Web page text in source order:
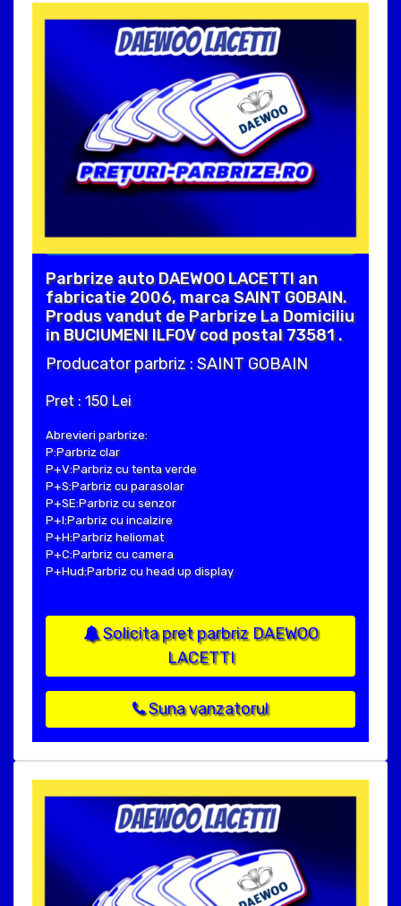
Parbrize auto DAEWOO LACETTI an
fabricatie 2006, marca SAINT GOBAIN.
Produs vandut de Parbrize La Domiciliu
in BUCIUMENI ILFOV cod postal 73581 .
Producator parbriz : SAINT GOBAIN
Pret : 150 Lei
Abrevieri parbrize:
P:Parbriz clar
P+V:Parbriz cu tenta verde
P+S:Parbriz cu parasolar
P+SE:Parbriz cu senzor
P+I:Parbriz cu incalzire
P+H:Parbriz heliomat
P+C:Parbriz cu camera
P+Hud:Parbriz cu head up display
Solicita pret parbriz DAEWOO
LACETTI
Suna vanzatorul